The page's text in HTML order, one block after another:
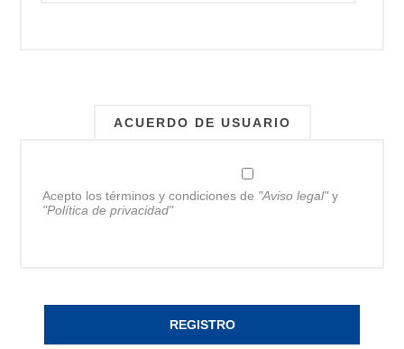
ACUERDO DE USUARIO
Acepto los términos y condiciones de "Aviso legal"y
"Política de privacidad"
REGISTRO